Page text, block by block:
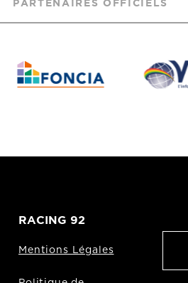
PARTENAIRES OFFICIELS
RACING 92
Mentions Légales